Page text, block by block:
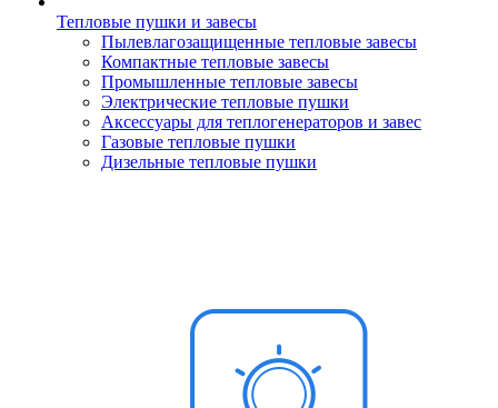
Тепловые пушки и завесы
Пылевлагозащищенные тепловые завесы
Компактные тепловые завесы
Промышленные тепловые завесы
Электрические тепловые пушки
Аксессуары для теплогенераторов и завес
Газовые тепловые пушки
Дизельные тепловые пушки